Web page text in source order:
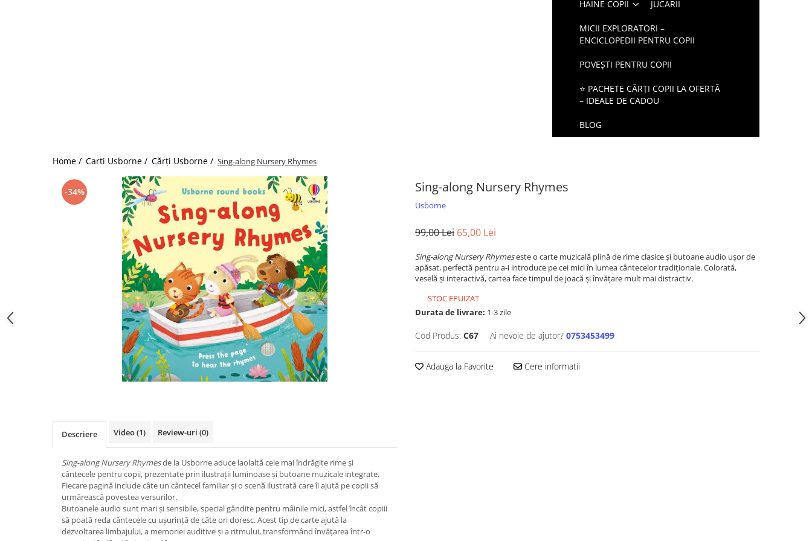
HAINE COPII JUCARII
MICII EXPLORATORI –
ENCICLOPEDII PENTRU COPII
POVEȘTI PENTRU COPII
⭐ PACHETE CĂRȚI COPII LA OFERTĂ
– IDEALE DE CADOU
BLOG
Home / Carti Usborne / Cărți Usborne / Sing-along Nursery Rhymes
-34% Sing-along Nursery Rhymes
Usborne
99,00 Lei 65,00 Lei
Sing-along Nursery Rhymeseste o carte muzicală plină de rime clasice și butoane audio ușor de
apăsat, perfectă pentru a-i introduce pe cei mici în lumea cântecelor tradiționale. Colorată,
veselă și interactivă, cartea face timpul de joacă și învățare mult mai distractiv.
STOC EPUIZAT
Durata de livrare: 1-3 zile
Cod Produs: C67 Ai nevoie de ajutor? 0753453499
Adauga la Favorite Cere informatii
Descriere Video(1) Review-uri (0)
Sing-along Nursery Rhymesde la Usborne aduce laolaltă cele mai îndrăgite rime și
cântecele pentru copii, prezentate prin ilustrații luminoase și butoane muzicale integrate.
Fiecare pagină include câte un cântecel familiar și o scenă ilustrată care îi ajută pe copii să
urmărească povestea versurilor.
Butoanele audio sunt mari și sensibile, special gândite pentru mâinile mici, astfel încât copiii
să poată reda cântecele cu ușurință de câte ori doresc. Acest tip de carte ajută la
dezvoltarea limbajului, a memoriei auditive și a ritmului, transformând învățarea într-o